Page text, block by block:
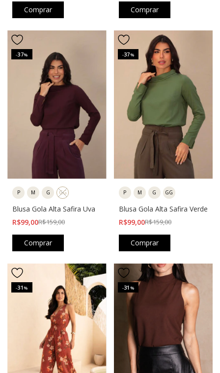
Comprar Comprar
-37%
P M G GG
Blusa Gola Alta Safira Uva
R$99,00R$159,00
Comprar
-37%
P M G GG
Blusa Gola Alta Safira Verde
R$99,00R$159,00
Comprar
-31 % -31 %